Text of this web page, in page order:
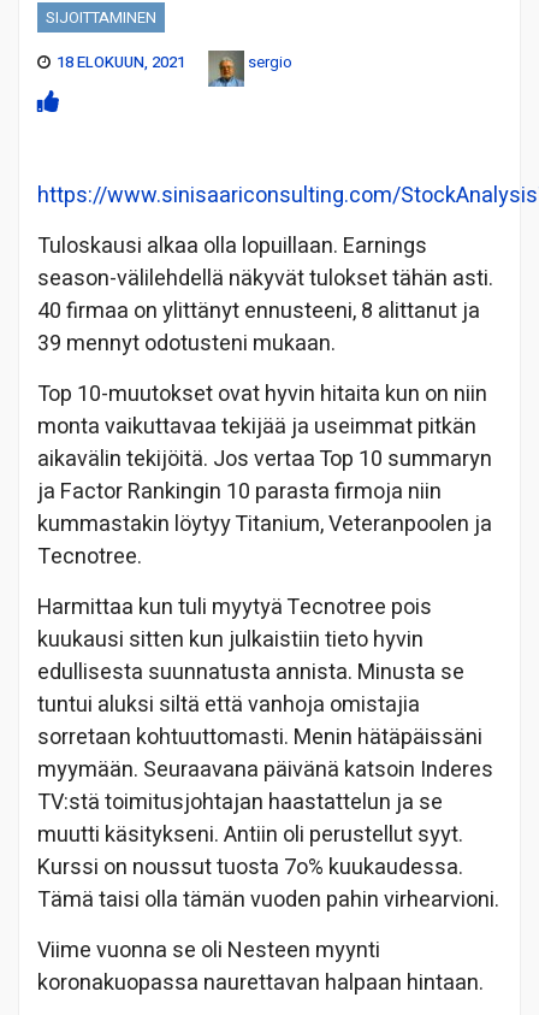
SIJOITTAMINEN
18 ELOKUUN, 2021
sergio
https://www.sinisaariconsulting.com/
Tuloskausi alkaa olla lopuillaan. Earnings
season-välilehdellä näkyvät tulokset tähän asti.
40 firmaa on ylittänyt ennusteeni, 8 alittanut ja
39 mennyt odotusteni mukaan.
Top 10-muutokset ovat hyvin hitaita kun on niin
monta vaikuttavaa tekijää ja useimmat pitkän
aikavälin tekijöitä. Jos vertaa Top 10 summaryn
ja Factor Rankingin 10 parasta firmoja niin
kummastakin löytyy Titanium, Veteranpoolen ja
Tecnotree.
Harmittaa kun tuli myytyä Tecnotree pois
kuukausi sitten kun julkaistiin tieto hyvin
edullisesta suunnatusta annista. Minusta se
tuntui aluksi siltä että vanhoja omistajia
sorretaan kohtuuttomasti. Menin hätäpäissäni
myymään. Seuraavana päivänä katsoin Inderes
TV:stä toimitusjohtajan haastattelun ja se
muutti käsitykseni. Antiin oli perustellut syyt.
Kurssi on noussut tuosta 7o% kuukaudessa.
Tämä taisi olla tämän vuoden pahin virhearvioni.
Viime vuonna se oli Nesteen myynti
koronakuopassa naurettavan halpaan hintaan.